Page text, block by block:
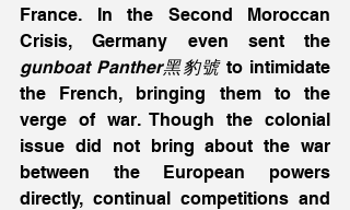
France. In the Second Moroccan
gunboat Panther黑豹號 to intimidate
the French, bringing them to the
verge of war. Though the colonial
issue did not bring about the war
between the European powers
directly, continual competitions and